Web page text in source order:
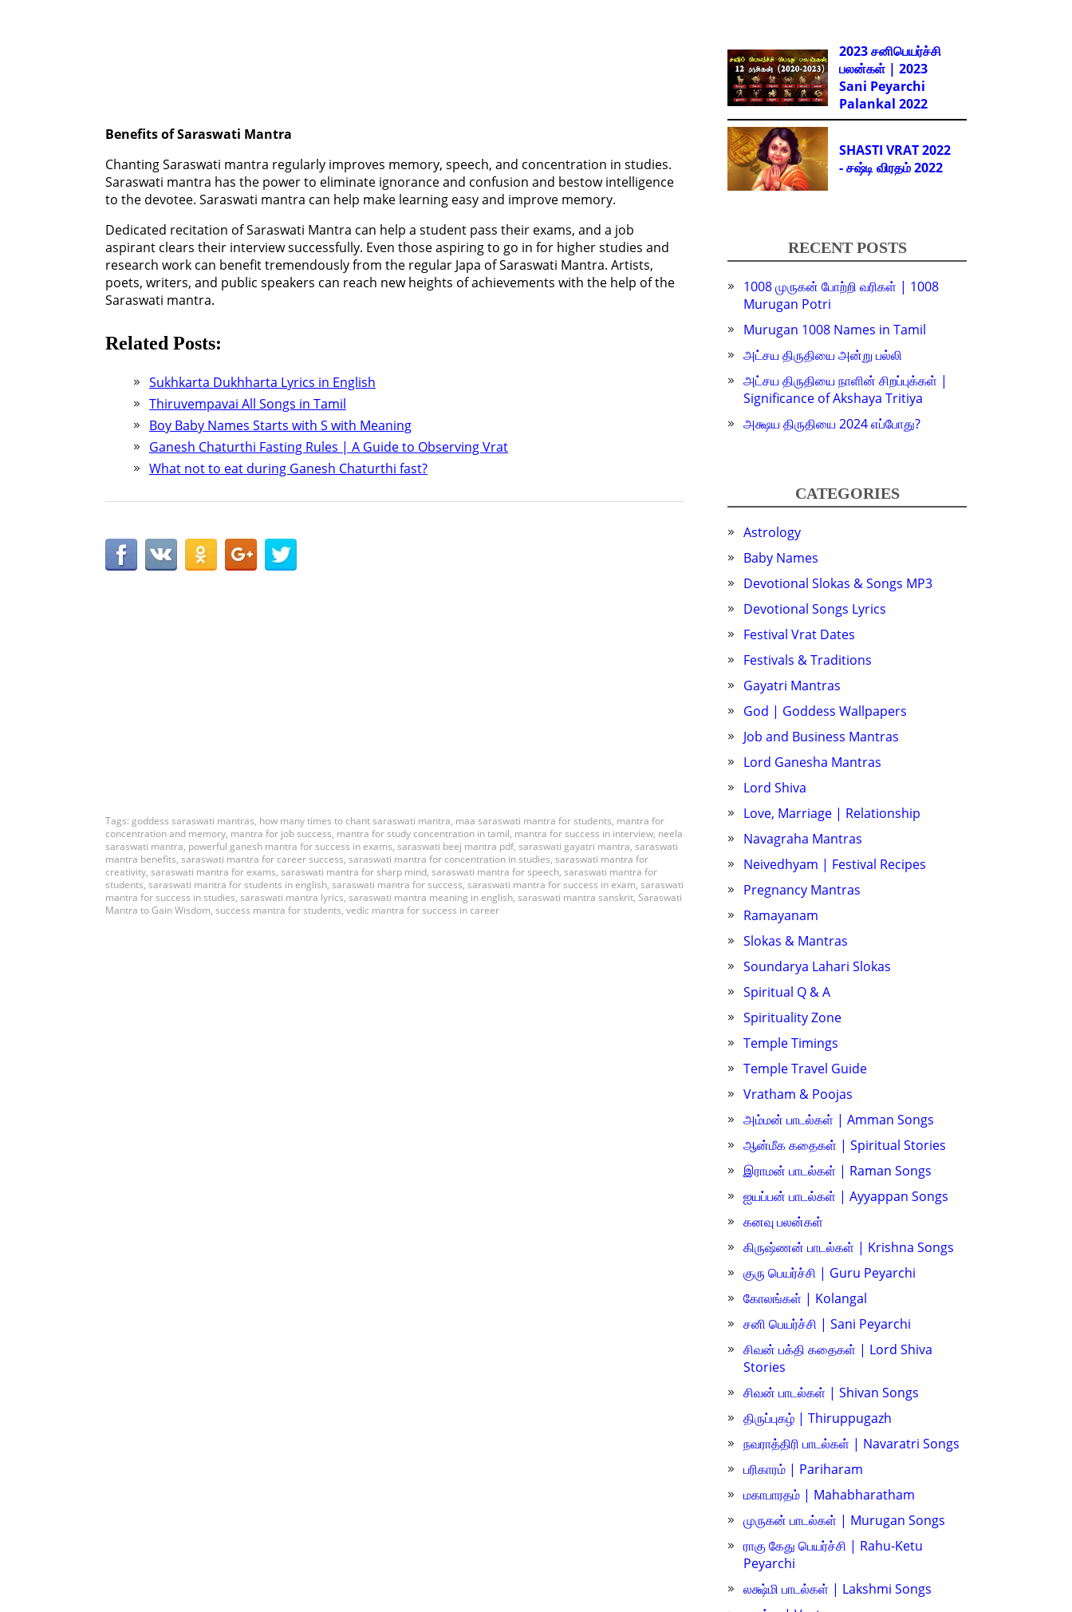
Benefits of Saraswati Mantra
Chanting Saraswati mantra regularly improves memory, speech, and concentration in studies.
Saraswati mantra has the power to eliminate ignorance and confusion and bestow intelligence
to the devotee. Saraswati mantra can help make learning easy and improve memory.
Dedicated recitation of Saraswati Mantra can help a student pass their exams, and a job
aspirant clears their interview successfully. Even those aspiring to go in for higher studies and
research work can benefit tremendously from the regular Japa of Saraswati Mantra. Artists,
poets, writers, and public speakers can reach new heights of achievements with the help of the
Saraswati mantra.
Related Posts:
Sukhkarta Dukhharta Lyrics in English
Thiruvempavai All Songs in Tamil
Boy Baby Names Starts with S with Meaning
Ganesh Chaturthi Fasting Rules | A Guide to Observing Vrat
What not to eat during Ganesh Chaturthi fast?
Tags: goddess saraswati mantras, how many times to chant saraswati mantra, maa saraswati mantra for students, mantra for
concentration and memory, mantra for job success, mantra for study concentration in tamil, mantra for success in interview, neela
saraswati mantra, powerful ganesh mantra for success in exams, saraswati beej mantra pdf, saraswati gayatri mantra, saraswati
mantra benefits, saraswati mantra for career success, saraswati mantra for concentration in studies, saraswati mantra for
creativity, saraswati mantra for exams, saraswati mantra for sharp mind, saraswati mantra for speech, saraswati mantra for
students, saraswati mantra for students in english, saraswati mantra for success, saraswati mantra for success in exam, saraswati
mantra for success in studies, saraswati mantra lyrics, saraswati mantra meaning in english, saraswati mantra sanskrit, Saraswati
Mantra to Gain Wisdom, success mantra for students, vedic mantra for success in career
2023 சனிபெயர்ச்சி
பலன்கள் | 2023
Sani Peyarchi
Palankal 2022
SHASTI VRAT 2022
- சஷ்டி விரதம் 2022
RECENT POSTS
1008 முருகன் போற்றி வரிகள் | 1008
Murugan Potri
Murugan 1008 Names in Tamil
அட்சய திருதியை அன்று பல்லி
அட்சய திருதியை நாளின் சிறப்புக்கள் |
Significance of Akshaya Tritiya
அக்ஷய திருதியை 2024 எப்போது?
CATEGORIES
Astrology
Baby Names
Devotional Slokas & Songs MP3
Devotional Songs Lyrics
Festival Vrat Dates
Festivals & Traditions
Gayatri Mantras
God | Goddess Wallpapers
Job and Business Mantras
Lord Ganesha Mantras
Lord Shiva
Love, Marriage | Relationship
Navagraha Mantras
Neivedhyam | Festival Recipes
Pregnancy Mantras
Ramayanam
Slokas & Mantras
Soundarya Lahari Slokas
Spiritual Q & A
Spirituality Zone
Temple Timings
Temple Travel Guide
Vratham & Poojas
அம்மன் பாடல்கள் | Amman Songs
ஆன்மீக கதைகள் | Spiritual Stories
இராமன் பாடல்கள் | Raman Songs
ஐயப்பன் பாடல்கள் | Ayyappan Songs
கனவு பலன்கள்
கிருஷ்ணன் பாடல்கள் | Krishna Songs
குரு பெயர்ச்சி | Guru Peyarchi
கோலங்கள் | Kolangal
சனி பெயர்ச்சி | Sani Peyarchi
சிவன் பக்தி கதைகள் | Lord Shiva
Stories
சிவன் பாடல்கள் | Shivan Songs
திருப்புகழ் | Thiruppugazh
நவராத்திரி பாடல்கள் | Navaratri Songs
பரிகாரம் | Pariharam
மகாபாரதம் | Mahabharatham
முருகன் பாடல்கள் | Murugan Songs
ராகு கேது பெயர்ச்சி | Rahu-Ketu
Peyarchi
லக்ஷ்மி பாடல்கள் | Lakshmi Songs